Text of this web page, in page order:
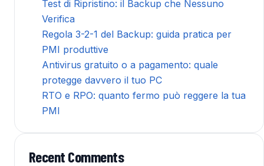
Test di Ripristino: il Backup che Nessuno
Verifica
Regola 3-2-1 del Backup: guida pratica per
PMI produttive
Antivirus gratuito o a pagamento: quale
protegge davvero il tuo PC
RTO e RPO: quanto fermo può reggere la tua
PMI
Recent Comments